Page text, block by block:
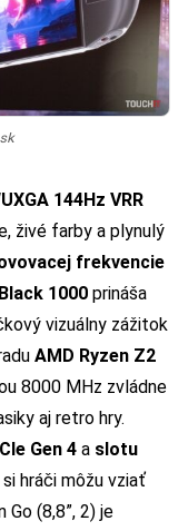
144Hz VRR
živé farby a plynulý
frekvencie
1000 prináša
vizuálny zážitok
AMD Ryzen Z2
8000 MHz zvládne
aj retro hry.
Gen 4 a slotu
hráči môžu vziať
(8,8”, 2) je